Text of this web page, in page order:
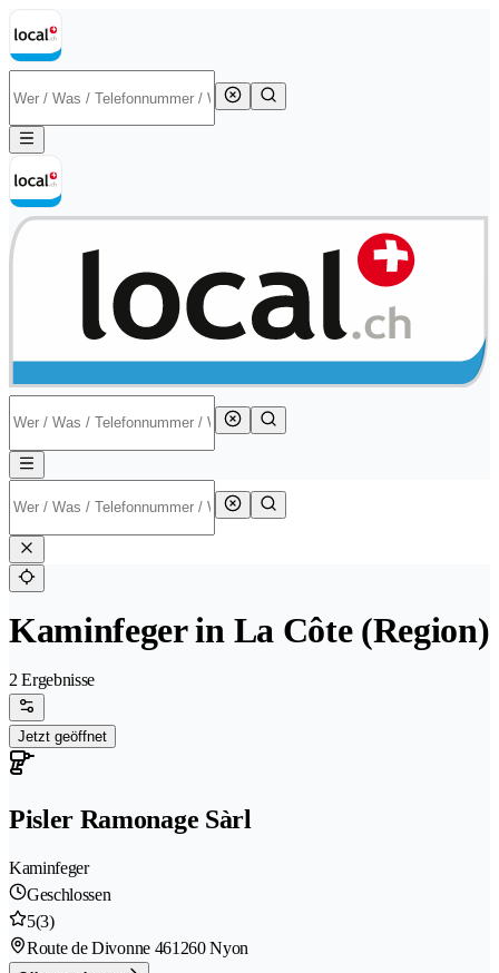
Kaminfeger in La Côte (Region)
2 Ergebnisse
Jetzt geöffnet
Pisler Ramonage Sàrl
Kaminfeger
Geschlossen
5(3)
Route de Divonne 461260 Nyon